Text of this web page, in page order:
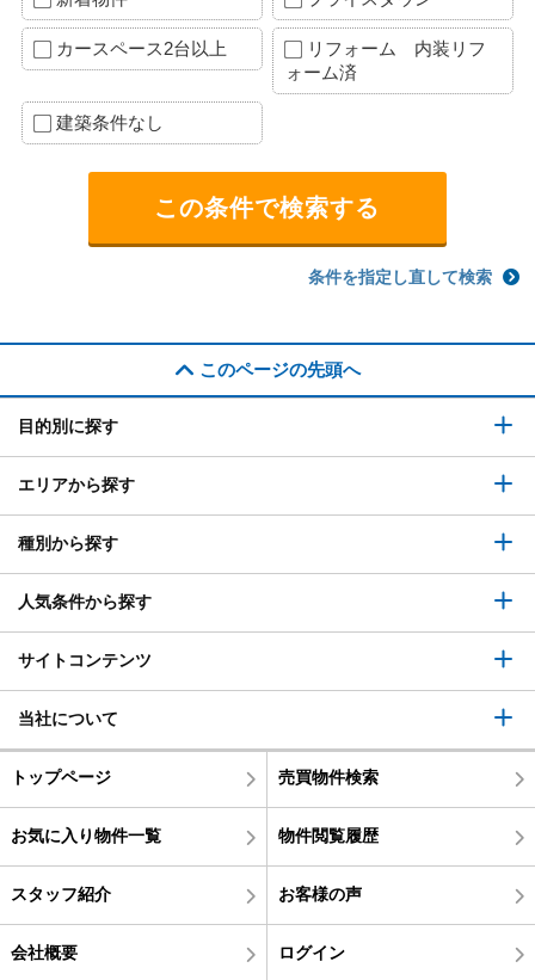
カースペース2台以上
リフォーム 内装リフ
ォーム済
建築条件なし
条件を指定し直して検索
このページの先頭へ
目的別に探す
エリアから探す
種別から探す
人気条件から探す
サイトコンテンツ
当社について
トップページ 売買物件検索
お気に入り物件一覧 物件閲覧履歴
スタッフ紹介 お客様の声
会社概要 ログイン